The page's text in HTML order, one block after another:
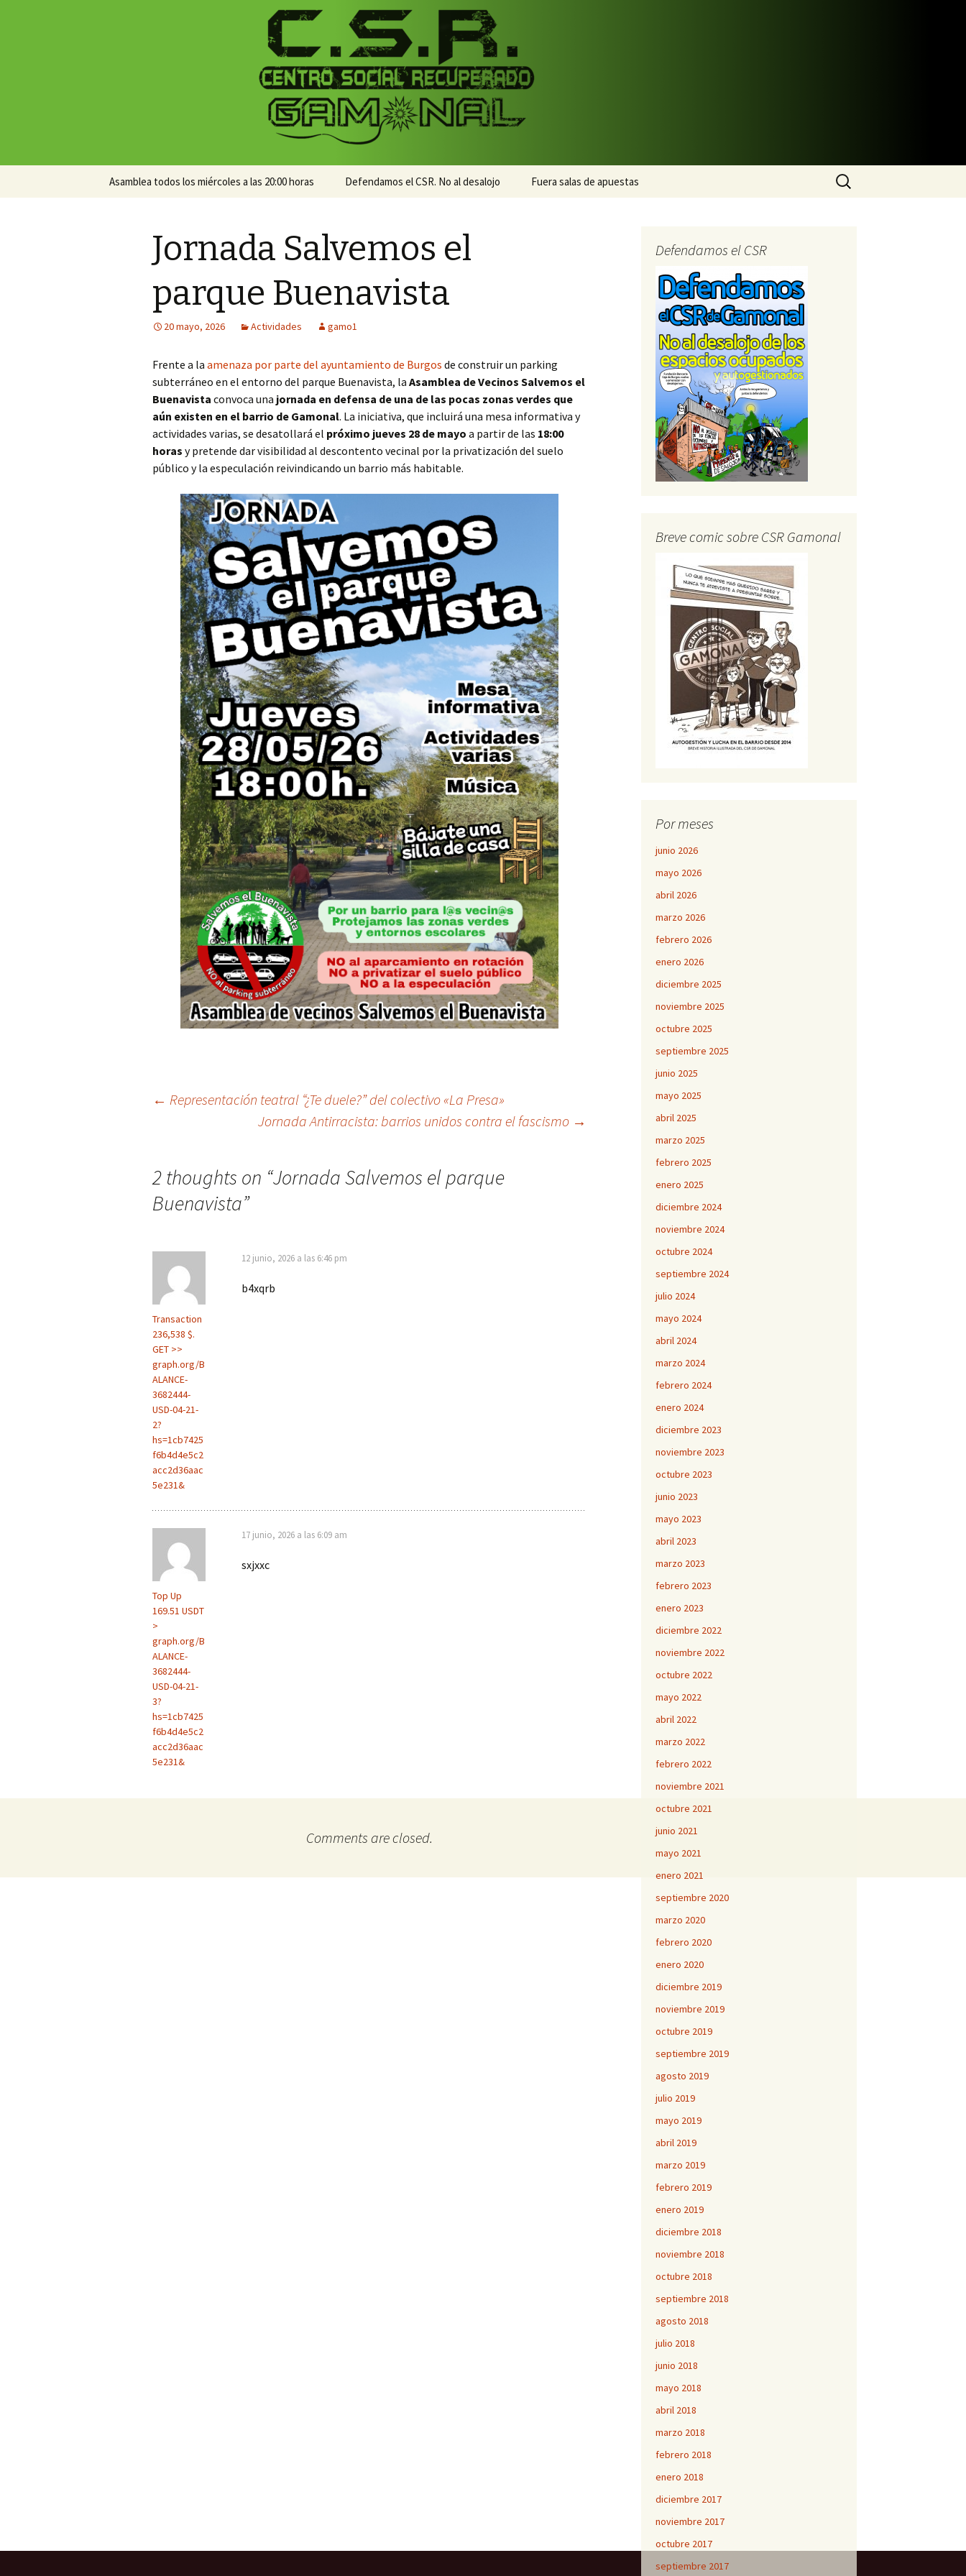
CSR Gamonal
Centro Social Recuperado Gamonal
Asamblea todos los miércoles a las 20:00 horas Defendamos el CSR. No al desalojo Fuera salas de apuestas
Buscar:
Jornada Salvemos el
parque Buenavista
20 mayo, 2026 Actividades gamo1
Frente a la amenaza por parte del ayuntamiento de Burgos de construir un parking
subterráneo en el entorno del parque Buenavista, la Asamblea de Vecinos Salvemos el
Buenavista convoca una jornada en defensa de una de las pocas zonas verdes que
aún existen en el barrio de Gamonal. La iniciativa, que incluirá una mesa informativa y
actividades varias, se desatollará el próximo jueves 28 de mayo a partir de las 18:00
horas y pretende dar visibilidad al descontento vecinal por la privatización del suelo
público y la especulación reivindicando un barrio más habitable.
← Representación teatral “¿Te duele?” del colectivo «La Presa»
Jornada Antirracista: barrios unidos contra el fascismo →
2 thoughts on “Jornada Salvemos el parque
Buenavista”
Transaction
236,538 $.
GET >>
graph.org/B
ALANCE-
3682444-
USD-04-21-
2?
hs=1cb7425
f6b4d4e5c2
acc2d36aac
5e231&
12 junio, 2026 a las 6:46 pm
b4xqrb
Top Up
169.51 USDT
>
graph.org/B
ALANCE-
3682444-
USD-04-21-
3?
hs=1cb7425
f6b4d4e5c2
acc2d36aac
5e231&
17 junio, 2026 a las 6:09 am
sxjxxc
Comments are closed.
Defendamos el CSR
Breve comic sobre CSR Gamonal
Por meses
junio 2026
mayo 2026
abril 2026
marzo 2026
febrero 2026
enero 2026
diciembre 2025
noviembre 2025
octubre 2025
septiembre 2025
junio 2025
mayo 2025
abril 2025
marzo 2025
febrero 2025
enero 2025
diciembre 2024
noviembre 2024
octubre 2024
septiembre 2024
julio 2024
mayo 2024
abril 2024
marzo 2024
febrero 2024
enero 2024
diciembre 2023
noviembre 2023
octubre 2023
junio 2023
mayo 2023
abril 2023
marzo 2023
febrero 2023
enero 2023
diciembre 2022
noviembre 2022
octubre 2022
mayo 2022
abril 2022
marzo 2022
febrero 2022
noviembre 2021
octubre 2021
junio 2021
mayo 2021
enero 2021
septiembre 2020
marzo 2020
febrero 2020
enero 2020
diciembre 2019
noviembre 2019
octubre 2019
septiembre 2019
agosto 2019
julio 2019
mayo 2019
abril 2019
marzo 2019
febrero 2019
enero 2019
diciembre 2018
noviembre 2018
octubre 2018
septiembre 2018
agosto 2018
julio 2018
junio 2018
mayo 2018
abril 2018
marzo 2018
febrero 2018
enero 2018
diciembre 2017
noviembre 2017
octubre 2017
septiembre 2017